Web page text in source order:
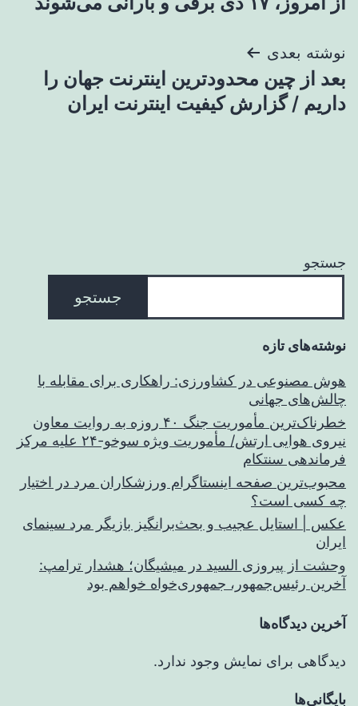
نوشته بعدی
بعد از چین محدودترین اینترنت جهان را
داریم / گزارش کیفیت اینترنت ایران
جستجو
جستجو
نوشته‌های تازه
هوش مصنوعی در کشاورزی: راهکاری برای مقابله با
چالش‌های جهانی
خطرناک‌ترین مأموریت جنگ ۴۰ روزه به روایت معاون
نیروی هوایی ارتش/ مأموریت ویژه سوخو-۲۴ علیه مرکز
فرماندهی سنتکام
محبوب‌ترین صفحه اینستاگرام ورزشکاران مرد در اختیار
چه کسی است؟
عکس | استایل عجیب و بحث‌برانگیز بازیگر مرد سینمای
ایران
وحشت از پیروزی السید در میشیگان؛ هشدار ترامپ:
آخرین رئیس‌جمهور، جمهوری‌خواه خواهم بود
آخرین دیدگاه‌ها
دیدگاهی برای نمایش وجود ندارد.
بایگانی‌ها